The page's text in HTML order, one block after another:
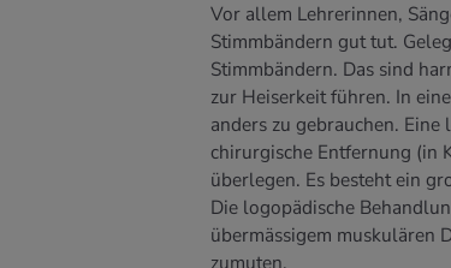
Vor allem Lehrerinnen,
Stimmbändern gut tut.
Stimmbändern. Das sind
zur Heiserkeit führen. In
anders zu gebrauchen.
chirurgische Entfernung (in
überlegen. Es besteht ein
Die logopädische
übermässigem muskulären